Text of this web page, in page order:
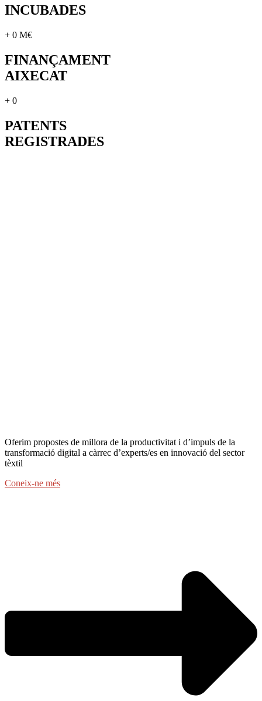
INCUBADES
+ 0 M€
FINANÇAMENT
AIXECAT
+ 0
PATENTS
REGISTRADES
Oferim propostes de millora de la productivitat i d’impuls de la
transformació digital a càrrec d’experts/es en innovació del sector
tèxtil
Coneix-ne més